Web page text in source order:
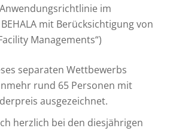
im
mit Berücksichtigung von
Managements“)
separaten Wettbewerbs
rund 65 Personen mit
ausgezeichnet.
herzlich bei den diesjährigen